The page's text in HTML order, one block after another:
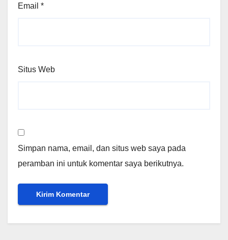
Email *
Situs Web
Simpan nama, email, dan situs web saya pada
peramban ini untuk komentar saya berikutnya.